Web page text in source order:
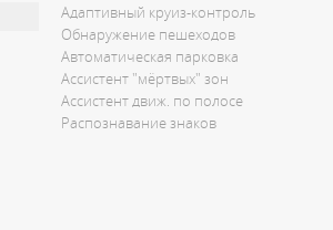
Адаптивный круиз-контроль
Обнаружение пешеходов
Автоматическая парковка
Ассистент "мёртвых" зон
Ассистент движ. по полосе
Распознавание знаков